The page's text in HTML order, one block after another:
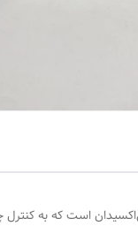
است که به